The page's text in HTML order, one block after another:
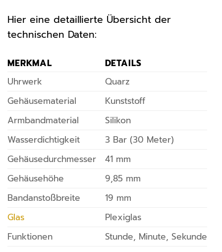
Hier eine detaillierte Übersicht der
technischen Daten:
MERKMAL
DETAILS
Uhrwerk
Quarz
Gehäusematerial
Kunststoff
Armbandmaterial
Silikon
Wasserdichtigkeit
3 Bar (30 Meter)
Gehäusedurchmesser
41 mm
Gehäusehöhe
9,85 mm
Bandanstoßbreite
19 mm
Glas
Plexiglas
Funktionen
Stunde, Minute, Sekunde